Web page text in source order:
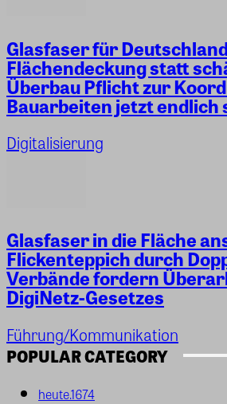
Glasfaser für
Flächendeckung statt
Überbau Pflicht zur
Bauarbeiten jetzt endlich
Digitalisierung
Glasfaser in die Fläche
Flickenteppich durch
Verbände fordern
DigiNetz-Gesetzes
Führung/Kommunikation
POPULAR CATEGORY
heute.1674